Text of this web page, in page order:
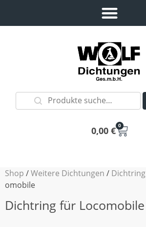
0,00 € 0
Shop /Weitere Dichtungen / Dichtring
omobile
Dichtring für Locomobile